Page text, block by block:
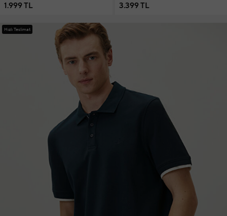
1.999 TL 3.399 TL
Hızlı Teslimat